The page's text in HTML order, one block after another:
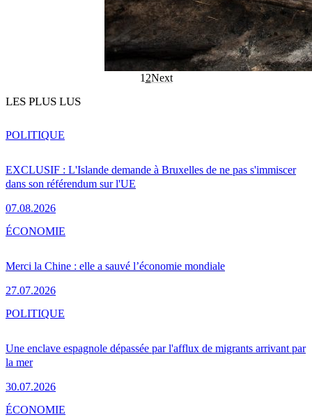
1 2Next
LES PLUS LUS
EXCLUSIF : L'Islande demande à Bruxelles de ne pas s'immiscer
dans son référendum sur l'UE
07.08.2026
POLITIQUE
Merci la Chine : elle a sauvé l’économie mondiale
27.07.2026
ÉCONOMIE
Une enclave espagnole dépassée par l'afflux de migrants arrivant par
la mer
30.07.2026
POLITIQUE
ÉCONOMIE